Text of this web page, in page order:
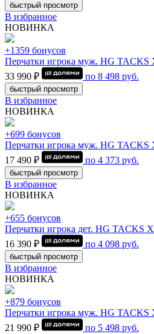
быстрый просмотр
В избранное
НОВИНКА
+1359 бонусов
Перчатки игрока муж. HG TACKS
33 990 ₽
по 8 498 руб.
быстрый просмотр
В избранное
НОВИНКА
+699 бонусов
Перчатки игрока муж. HG TACKS
17 490 ₽
по 4 373 руб.
быстрый просмотр
В избранное
НОВИНКА
+655 бонусов
Перчатки игрока дет. HG TACKS
16 390 ₽
по 4 098 руб.
быстрый просмотр
В избранное
НОВИНКА
+879 бонусов
Перчатки игрока муж. HG TACKS
21 990 ₽
по 5 498 руб.